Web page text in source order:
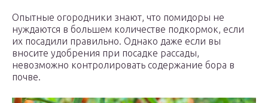
Опытные огородники знают, что помидоры не
нуждаются в большем количестве подкормок, если
их посадили правильно. Однако даже если вы
вносите удобрения при посадке рассады,
невозможно контролировать содержание бора в
почве.